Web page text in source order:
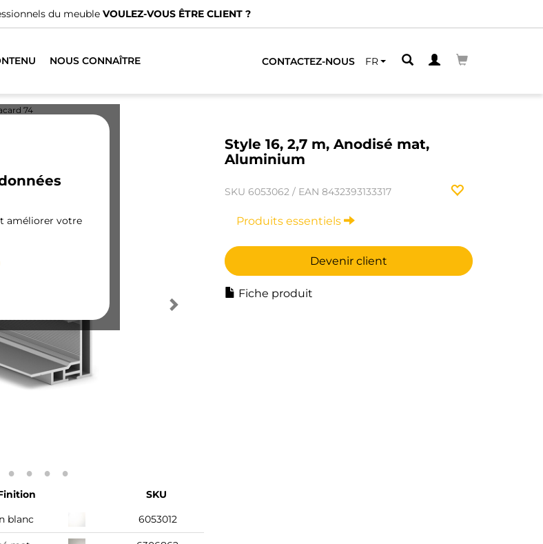
du meuble VOULEZ-VOUS ÊTRE CLIENT ?
NOUS CONNAÎTRE CONTACTEZ-NOUS FR
améliorer votre
74
Style 16, 2,7 m, Anodisé mat,
Aluminium
SKU 6053062 / EAN 8432393133317
Produits essentiels
Devenir client
Fiche produit
SKU
blanc 6053012